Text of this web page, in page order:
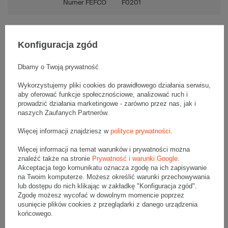
Numer FEFCO F0201
Paczka jednostronnie białych kartonów klapowych - 160 szt.
Wymiary zewnętrzne: 350x250x150mm (długość x szerokość x
wysokość)
Opakowanie wykonane jest z tektury falistej 3-warstwowej, fala B
• zewnętrzne:350x250x150 mm
344x244x138 mm
• pojemność:11 l
Materiał:
• tektura falista:3-warstwowa
• fala:B
Konfiguracja zgód
Dbamy o Twoją prywatność
Wykorzystujemy pliki cookies do prawidłowego działania serwisu,
aby oferować funkcje społecznościowe, analizować ruch i
prowadzić działania marketingowe - zarówno przez nas, jak i
naszych Zaufanych Partnerów.
Więcej informacji znajdziesz w polityce prywatności
Więcej informacji na temat warunków i prywatności można
znaleźć także na stronie Prywatność i warunki Google
Akceptacja tego komunikatu oznacza zgodę na ich zapisywanie
na Twoim komputerze. Możesz określić warunki przechowywania
lub dostępu do nich klikając w zakładkę "Konfiguracja zgód".
Zgodę możesz wycofać w dowolnym momencie poprzez
usunięcie plików cookies z przeglądarki z danego urządzenia
końcowego.